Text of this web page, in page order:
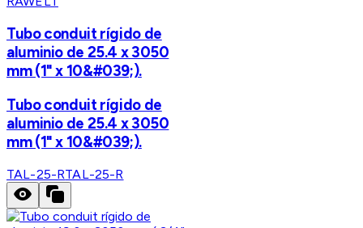
Tubo conduit rígido de
aluminio de 25.4 x 3050
mm (1" x 10&#039;).
Tubo conduit rígido de
aluminio de 25.4 x 3050
mm (1" x 10&#039;).
TAL-25-RTAL-25-R